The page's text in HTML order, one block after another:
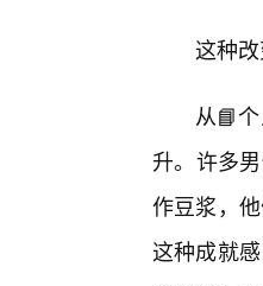
这种
从📘
升。许多
作豆浆，
这种成就